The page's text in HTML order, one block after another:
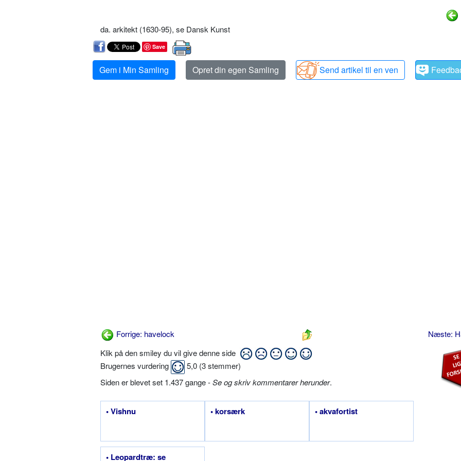
da. arkitekt (1630-95), se Dansk Kunst
Save
Gem i Min Samling Opret din egen Samling Send artikel til en ven
Forrige: havelock
Næste:
Klik på den smiley du vil give denne side
Brugernes vurdering
5,0 (3stemmer)
Siden er blevet set 1.437 gange -Se og skriv kommentarer herunder.
• Vishnu • korsærk • akvafortist
• Leopardtræ: se